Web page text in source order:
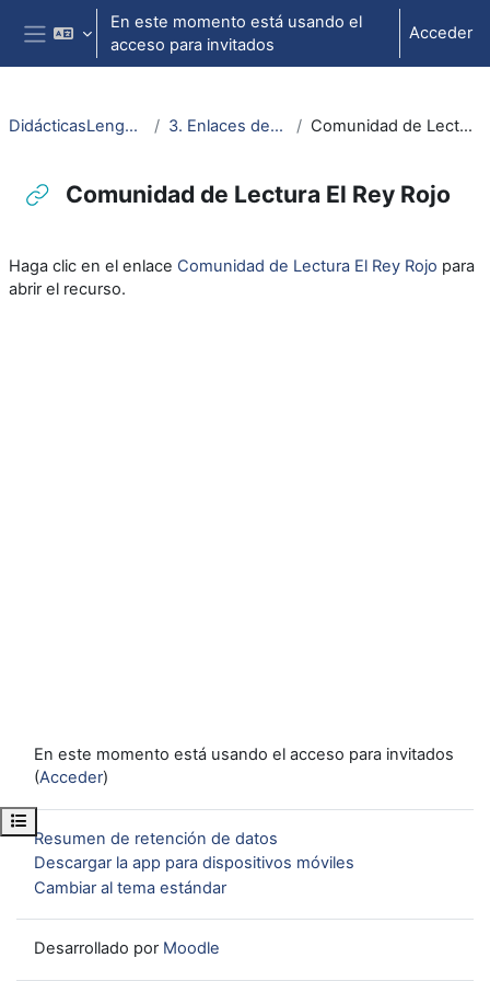
Salta al contenido principal
Panel lateral
En este momento está usando el
acceso para invitados
Acceder
Abrir índice del curso
DidácticasLenguaCastLiter 3. Enlaces de referencia Comunidad de Lectura El Rey Rojo
Comunidad de Lectura El Rey Rojo
Haga clic en el enlace Comunidad de Lectura El Rey Rojo para
abrir el recurso.
En este momento está usando el acceso para invitados
(Acceder)
Resumen de retención de datos
Descargar la app para dispositivos móviles
Cambiar al tema estándar
Desarrollado por Moodle